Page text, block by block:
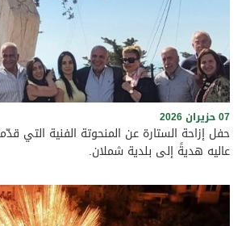
07 حزيران 2026
حفل إزاحة الستارة عن المنحوتة الفنية التي
عاليه هديةً إلى بلدية شملان.